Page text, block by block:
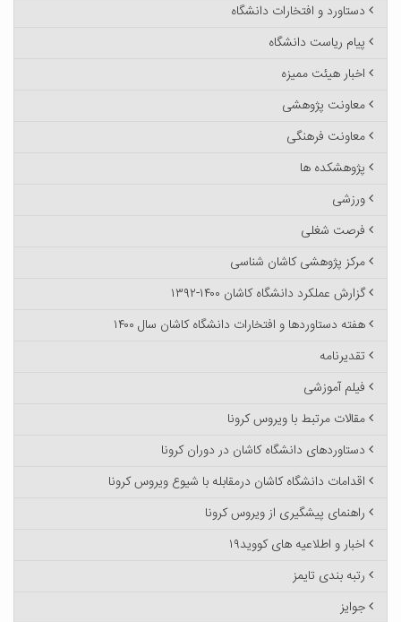
دستاورد و افتخارات دانشگاه
پیام ریاست دانشگاه
اخبار هیئت ممیزه
معاونت پژوهشی
معاونت فرهنگی
پژوهشکده ها
ورزشی
فرصت شغلی
مرکز پژوهشی کاشان شناسی
گزارش عملکرد دانشگاه کاشان ۱۴۰۰-۱۳۹۲
هفته دستاوردها و افتخارات دانشگاه کاشان سال ۱۴۰۰
تقدیرنامه
فیلم آموزشی
مقالات مرتبط با ویروس کرونا
دستاوردهای دانشگاه کاشان در دوران کرونا
اقدامات دانشگاه کاشان درمقابله با شیوع ویروس کرونا
راهنمای پیشگیری از ویروس کرونا
اخبار و اطلاعیه های کووید۱۹
رتبه بندی تایمز
جوایز